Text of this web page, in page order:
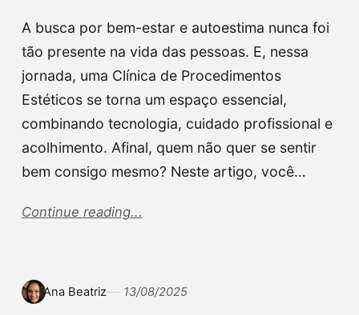
A busca por bem-estar e autoestima nunca foi
tão presente na vida das pessoas. E, nessa
jornada, uma Clínica de Procedimentos
Estéticos se torna um espaço essencial,
combinando tecnologia, cuidado profissional e
acolhimento. Afinal, quem não quer se sentir
bem consigo mesmo? Neste artigo, você…
Continue reading...
Ana Beatriz 13/08/2025